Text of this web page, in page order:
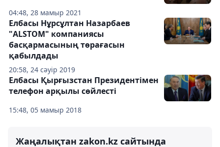
04:48, 28 мамыр 2021
20:58, 24 сәуір 2019
Елбасы Нұрсұлтан Назарбаев
"ALSTOM" компаниясы
басқармасының төрағасын
қабылдады
15:48, 05 мамыр 2018
Елбасы Қырғызстан Президентімен
телефон арқылы сөйлесті
Жаңалықтан zakon.kz сайтында